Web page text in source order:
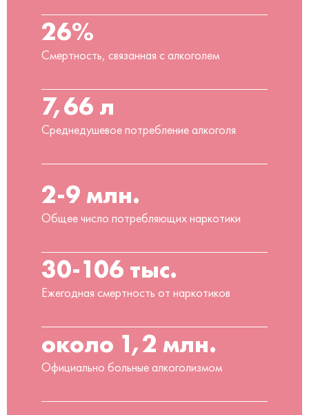
26%
Смертность, связанная с алкоголем
7,66 л
Среднедушевое потребление алкоголя
2-9 млн.
Общее число потребляющих наркотики
30-106 тыс.
Ежегодная смертность от наркотиков
около 1,2 млн.
Официально больные алкоголизмом